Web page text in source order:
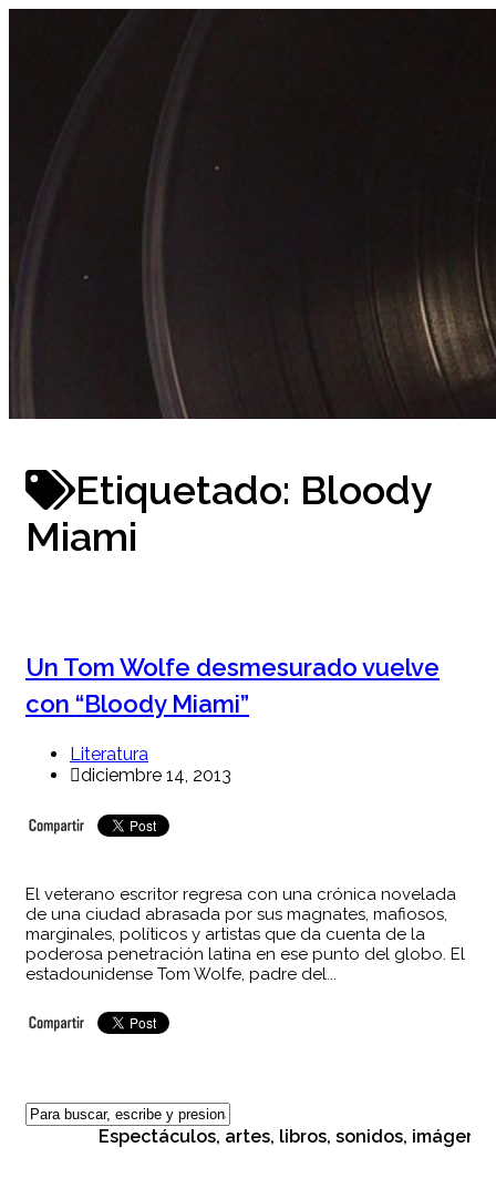
Etiquetado: Bloody
Miami
Un Tom Wolfe desmesurado vuelve
con “Bloody Miami”
Literatura
diciembre 14, 2013
El veterano escritor regresa con una crónica novelada
de una ciudad abrasada por sus magnates, mafiosos,
marginales, políticos y artistas que da cuenta de la
poderosa penetración latina en ese punto del globo. El
estadounidense Tom Wolfe, padre del...
Espectáculos, artes, libros, sonidos, imágenes,